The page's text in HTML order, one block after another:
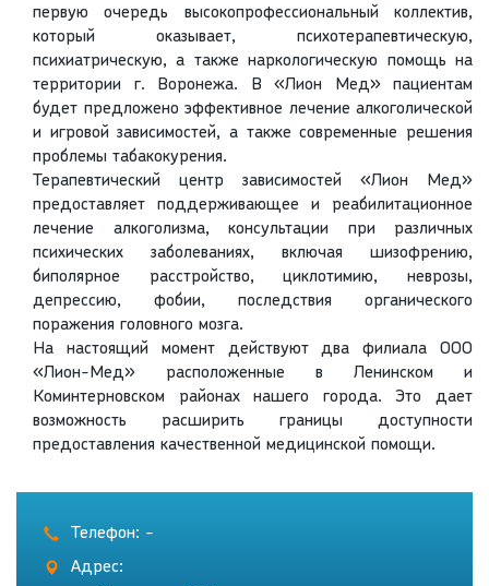
первую очередь высокопрофессиональный коллектив,
который оказывает, психотерапевтическую,
психиатрическую, а также наркологическую помощь на
территории г. Воронежа. В «Лион Мед» пациентам
будет предложено эффективное лечение алкоголической
и игровой зависимостей, а также современные решения
проблемы табакокурения.
Терапевтический центр зависимостей «Лион Мед»
предоставляет поддерживающее и реабилитационное
лечение алкоголизма, консультации при различных
психических заболеваниях, включая шизофрению,
биполярное расстройство, циклотимию, неврозы,
депрессию, фобии, последствия органического
поражения головного мозга.
На настоящий момент действуют два филиала ООО
«Лион-Мед» расположенные в Ленинском и
Коминтерновском районах нашего города. Это дает
возможность расширить границы доступности
предоставления качественной медицинской помощи.
Телефон: -
Адрес: